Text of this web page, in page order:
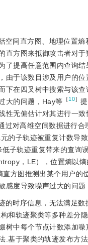
空间直方图、地理位置
直方图来抵御攻击者对
了提高任意范围内查询
由于该数目涉及用户的
下在四叉树中搜索与该
大的问题，Hay等 ［10］
性无偏估计对其进行一
对高维空间数据进行
的子轨迹被重复计数导
子轨迹重复带来的查询
，LE），位置熵以
方图推测出某个用户的
度导致噪声过大的问
的时序信息，无法满足
和轨迹聚类等多种差分
树中每个节点计数添加
.基于聚类的轨迹发布方法